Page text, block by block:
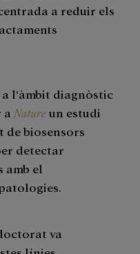
a reduir els
l’àmbit diagnòstic
a Natureun estudi
de biosensors
detectar
el
va